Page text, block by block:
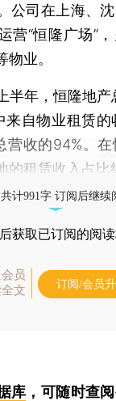
公司在上海、
营“恒隆广场”
业。
年，恒隆地产
自物业租赁的
营收的94%。
的租赁收入占比
计991字 订阅后继续
后获取已订阅的阅
员
文
订阅/会员
库 ，可随时查